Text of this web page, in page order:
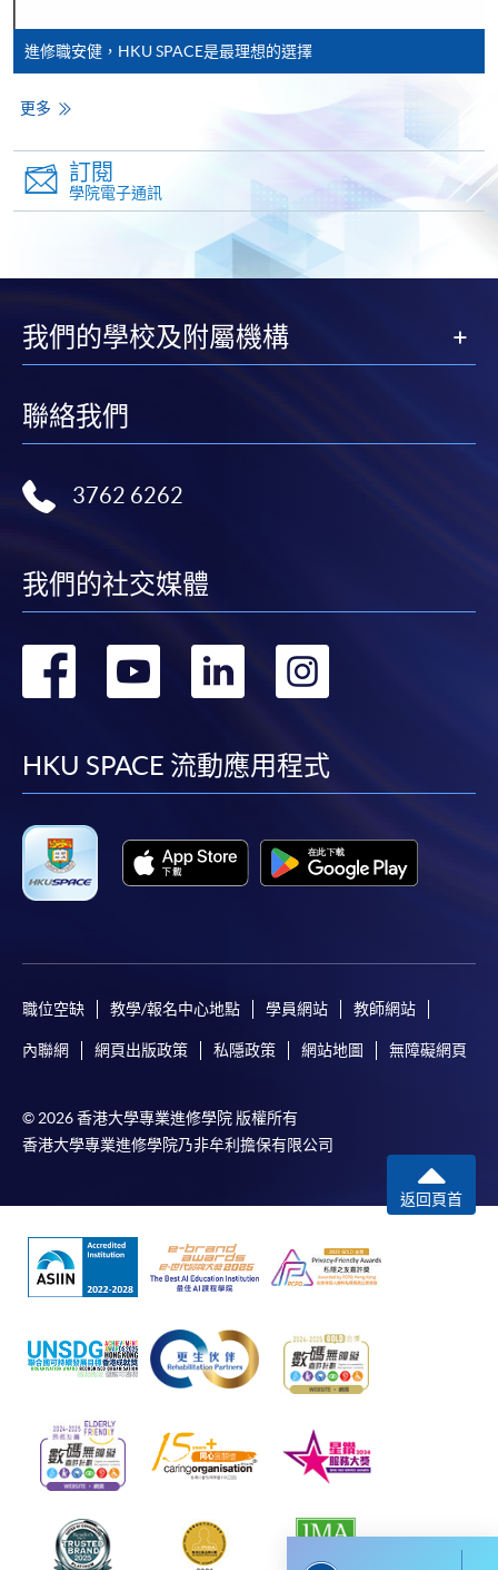
報讀同一學歷頒授課程內其他單元
個別課程為須報讀同一學歷頒授課程及其他單元或繳
交下期學費的學員，提供網上服務，如學員就讀的課
程設有此服務，課程負責人會通知學員有關程序。
網上支付可通過「繳費靈」(PPS) (不適用於手機)、
VISA 或 Mastercard、「微信支付」(Online WeChat
Pay) 、「支付寶」(Online Alipay) 或 「轉數快」(FPS)
費以及所需證明文件呈交。
申請學歷頒授及專業課程可能需要其他資料，報名
往報名中心或以郵遞方式遞交。
報讀同一學歷頒授課程內其他單元
課程負責人會為學員送上「註冊及學費通知」
心或以郵遞方式，遞交「通知」及繳交所需費用。
有關繳費詳情，請參閱付款方法。如對報名程序有任
何疑問，請詳閱個別課程資料，或聯絡有關課程負責
選用網上報名服務必須在已接駁互聯網及支援
JavaScript程式瀏覽器的電腦上進行。建議選用
Google Chrome瀏覽器。
申請人不應閒置申請超過10分鐘。否則，申請人
必須重新開始整個申請程序。
網上報名只支援「提早報讀優惠」。如需享用其他
報讀優惠，請親臨學院的報名中心報名。
在網上報名過程中，由於提交課程申請和付款在系
統處理上為兩個不同的程序，成功付款並不保證成
功被獲取錄。任何不成功的申請，課程組職員將儘
進修職安健，HKU SPACE是最理想的選擇
更多
訂閱
學院電子通訊
我們的學校及附屬機構
聯絡我們
3762 6262
我們的社交媒體
轉
facebook
轉
youtube
轉
linkedin
HKU SPACE 流動應用程式
職位空缺 教學/報名中心地點 學員網站 教師網站
內聯網 網頁出版政策 私隱政策 網站地圖 無障礙網頁
© 2026 香港大學專業進修學院 版權所有
香港大學專業進修學院乃非牟利擔保有限公司
返回頁首